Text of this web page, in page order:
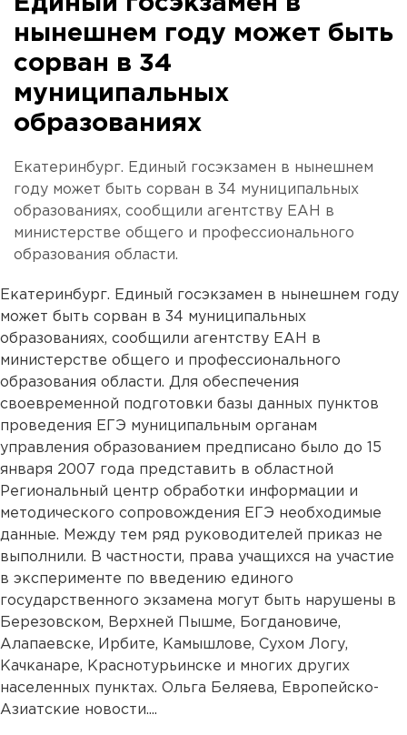
нынешнем году может быть
сорван в 34
муниципальных
образованиях
Екатеринбург. Единый госэкзамен в нынешнем
году может быть сорван в 34 муниципальных
образованиях, сообщили агентству ЕАН в
министерстве общего и профессионального
образования области.
Екатеринбург. Единый госэкзамен в нынешнем году
может быть сорван в 34 муниципальных
образованиях, сообщили агентству ЕАН в
министерстве общего и профессионального
образования области. Для обеспечения
своевременной подготовки базы данных пунктов
проведения ЕГЭ муниципальным органам
управления образованием предписано было до 15
января 2007 года представить в областной
Региональный центр обработки информации и
методического сопровождения ЕГЭ необходимые
данные. Между тем ряд руководителей приказ не
выполнили. В частности, права учащихся на участие
в эксперименте по введению единого
государственного экзамена могут быть нарушены в
Березовском, Верхней Пышме, Богдановиче,
Алапаевске, Ирбите, Камышлове, Сухом Логу,
Качканаре, Краснотурьинске и многих других
населенных пунктах. Ольга Беляева, Европейско-
Азиатские новости....